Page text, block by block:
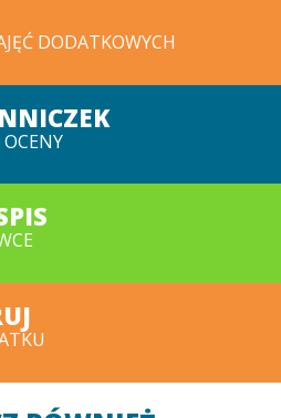
DODATKOWYCH